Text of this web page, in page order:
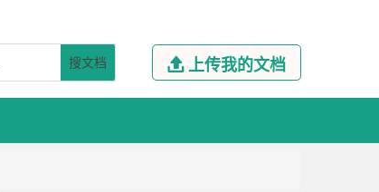
搜文档  上传我的文档